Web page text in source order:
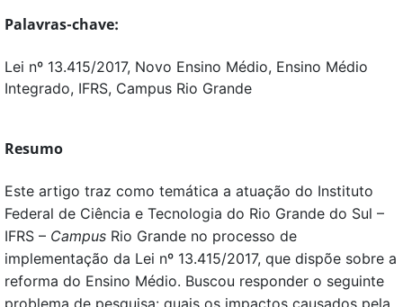
Palavras-chave:
Lei nº 13.415/2017, Novo Ensino Médio, Ensino Médio
Integrado, IFRS, Campus Rio Grande
Resumo
Este artigo traz como temática a atuação do Instituto
Federal de Ciência e Tecnologia do Rio Grande do Sul –
IFRS – Campus Rio Grande no processo de
implementação da Lei nº 13.415/2017, que dispõe sobre a
reforma do Ensino Médio. Buscou responder o seguinte